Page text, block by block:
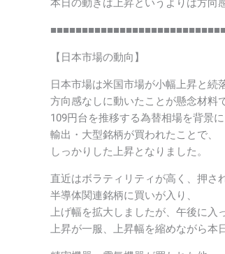
本日の動きは上昇というよりは方向
【日本市場の動向】
日本市場は米国市場が小幅上昇と続
方向感なしに動いたことが懸念材料
109円台を推移する為替相場を背景に
輸出・大型銘柄が買われたことで、
しっかりした上昇となりました。
直近はボラティリティが高く、押さ
半導体関連銘柄に買いが入り、
上げ幅を拡大しましたが、午後に入
上昇が一服、上昇幅を縮めながら本